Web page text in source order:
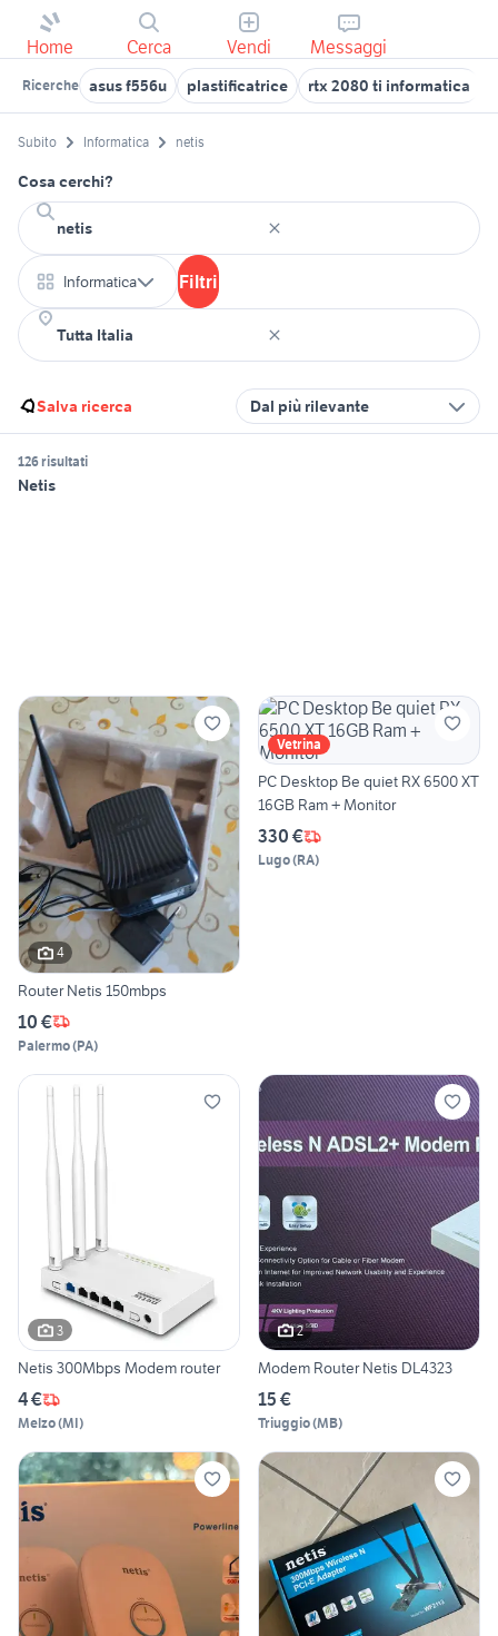
Home Cerca Vendi Messaggi
Ricerche asus f556u plastificatrice rtx 2080 ti informatica
Subito Informatica netis
Cosa cerchi?
Informatica Filtri
Salva ricerca Dal più rilevante
126 risultati
Netis
4
Router Netis 150mbps
10 €
Palermo(PA)
Vetrina
PC Desktop Be quiet RX 6500 XT
16GB Ram + Monitor
330 €
Lugo(RA)
3
Netis 300Mbps Modem router
4 €
Melzo(MI)
2
Modem Router Netis DL4323
15 €
Triuggio(MB)